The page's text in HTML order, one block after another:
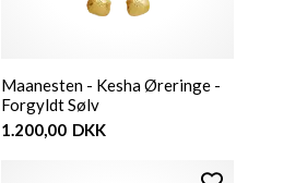
Maanesten - Kesha Øreringe -
Forgyldt Sølv
1.200,00 DKK